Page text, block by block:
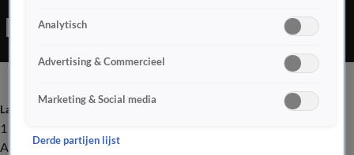
aangehouden.
Laatste nieuws
112
Advies & Tips
Analytisch
Advertising & Commercieel
Marketing & Social media
Derde partijen lijst